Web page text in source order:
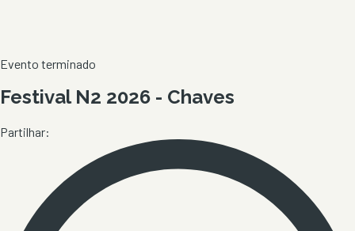
Evento terminado
Festival N2 2026 - Chaves
Partilhar: